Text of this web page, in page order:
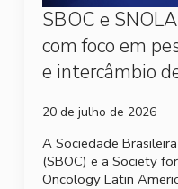
SBOC e
com foco em
e intercâmbio
20 de julho de 2026
A Sociedade
(SBOC) e a Society
Oncology Latin